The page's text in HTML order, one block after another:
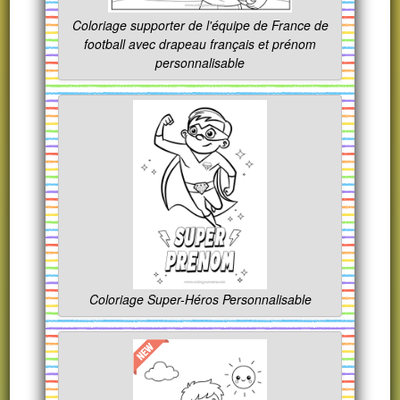
Coloriage supporter de l'équipe de France de
football avec drapeau français et prénom
personnalisable
Coloriage Super-Héros Personnalisable